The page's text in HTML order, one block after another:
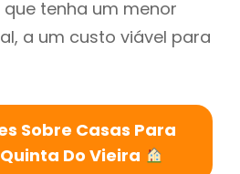
que tenha um menor
a um custo viável para
Sobre Casas Para
Do Vieira